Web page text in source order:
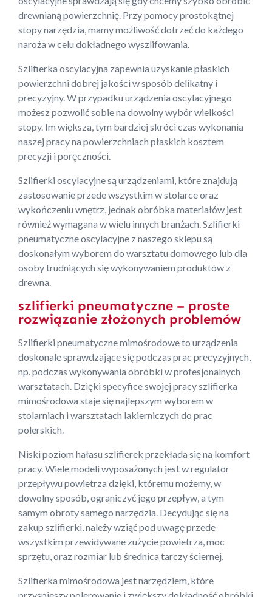
drewnianą powierzchnię. Przy pomocy prostokątnej
stopy narzędzia, mamy możliwość dotrzeć do każdego
naroża w celu dokładnego wyszlifowania.
Szlifierka oscylacyjna zapewnia uzyskanie płaskich
powierzchni dobrej jakości w sposób delikatny i
precyzyjny. W przypadku urządzenia oscylacyjnego
możesz pozwolić sobie na dowolny wybór wielkości
stopy. Im większa, tym bardziej skróci czas wykonania
naszej pracy na powierzchniach płaskich kosztem
precyzji i poręczności.
Szlifierki oscylacyjne są urządzeniami, które znajdują
zastosowanie przede wszystkim w stolarce oraz
wykończeniu wnętrz, jednak obróbka materiałów jest
również wymagana w wielu innych branżach. Szlifierki
pneumatyczne oscylacyjne z naszego sklepu są
doskonałym wyborem do warsztatu domowego lub dla
osoby trudniących się wykonywaniem produktów z
drewna.
szlifierki pneumatyczne – proste
rozwiązanie złożonych problemów
Szlifierki pneumatyczne mimośrodowe to urządzenia
doskonale sprawdzające się podczas prac precyzyjnych,
np. podczas wykonywania obróbki w profesjonalnych
warsztatach. Dzięki specyfice swojej pracy szlifierka
mimośrodowa staje się najlepszym wyborem w
stolarniach i warsztatach lakierniczych do prac
polerskich.
Niski poziom hałasu szlifierek przekłada się na komfort
pracy. Wiele modeli wyposażonych jest w regulator
przepływu powietrza dzięki, któremu możemy, w
dowolny sposób, ograniczyć jego przepływ, a tym
samym obroty samego narzędzia. Decydując się na
zakup szlifierki, należy wziąć pod uwagę przede
wszystkim przewidywane zużycie powietrza, moc
sprzętu, oraz rozmiar lub średnica tarczy ściernej.
Szlifierka mimośrodowa jest narzędziem, które